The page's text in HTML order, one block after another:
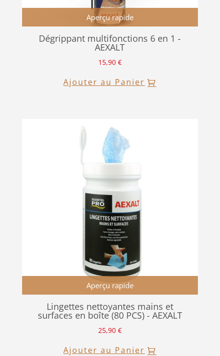
Aperçu rapide
Dégrippant multifonctions 6 en 1 -
AEXALT
15,90 €
Ajouter au Panier
Aperçu rapide
Lingettes nettoyantes mains et
surfaces en boîte (80 PCS) - AEXALT
25,90 €
Ajouter au Panier